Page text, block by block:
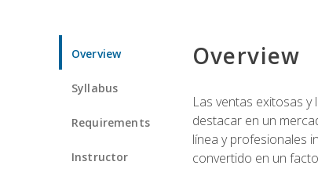
Overview
Syllabus
Requirements
Instructor
Overview
Las ventas exitosas
destacar en un
línea y profesionales
convertido en un